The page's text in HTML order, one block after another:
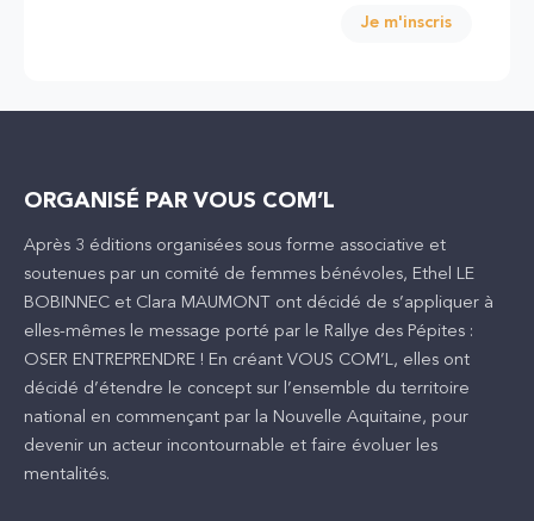
Je m'inscris
ORGANISÉ PAR VOUS COM’L
Après 3 éditions organisées sous forme associative et
soutenues par un comité de femmes bénévoles, Ethel LE
BOBINNEC et Clara MAUMONT ont décidé de s’appliquer à
elles-mêmes le message porté par le Rallye des Pépites :
OSER ENTREPRENDRE ! En créant VOUS COM’L, elles ont
décidé d’étendre le concept sur l’ensemble du territoire
national en commençant par la Nouvelle Aquitaine, pour
devenir un acteur incontournable et faire évoluer les
mentalités.